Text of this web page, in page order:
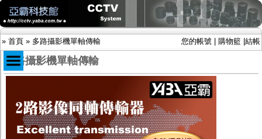
» 首頁 » 多路攝影機單軸傳輸 您的帳號 購物籃 結帳
限時促銷特惠專案
IP網路攝影機及錄放影機
AHD DVR數位錄放影機
多路攝影機單軸傳輸